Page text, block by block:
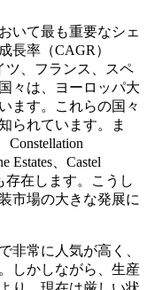
いて最も重要なシェ
長率（CAGR）
ツ、フランス、スペ
々は、ヨーロッパ大
ます。これらの国々
られています。ま
Constellation
Estates、Castel
存在します。こうし
市場の大きな発展に
非常に人気が高く、
しかしながら、生産